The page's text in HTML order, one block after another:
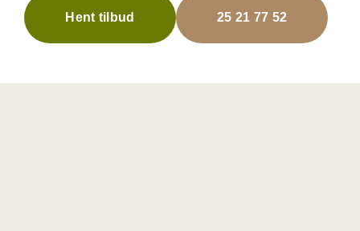
Hent tilbud 25 21 77 52